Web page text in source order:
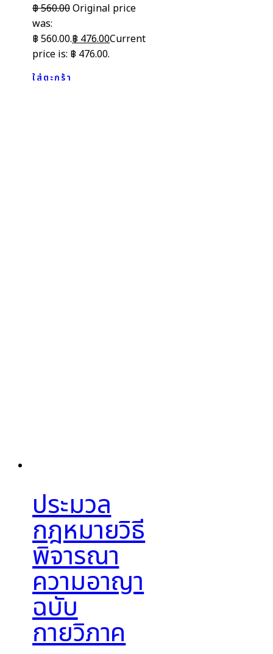
฿560.00Original price
was:
฿ 560.00.฿476.00Current
price is: ฿ 476.00.
ใส่ตะกร้า
ประมวล
กฎหมายวิธี
พิจารณา
ความอาญา
ฉบับ
กายวิภาค